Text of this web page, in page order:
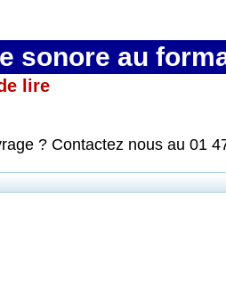
sonore au
lire
? Contactez nous au 01